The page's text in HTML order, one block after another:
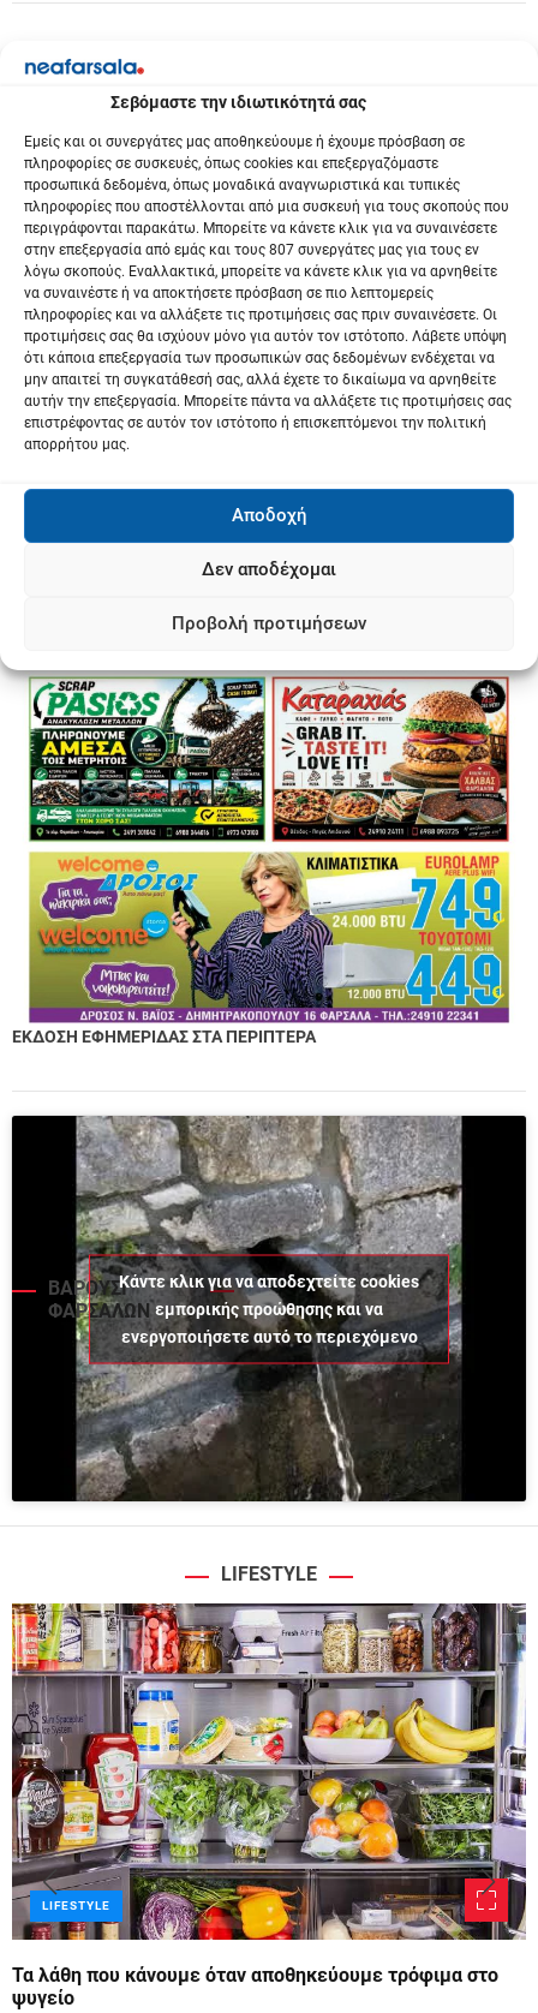
Σεβόμαστε την ιδιωτικότητά σας
Εμείς και οι συνεργάτες μας αποθηκεύουμε ή έχουμε πρόσβαση σε
πληροφορίες σε συσκευές, όπως cookies και επεξεργαζόμαστε
προσωπικά δεδομένα, όπως μοναδικά αναγνωριστικά και τυπικές
πληροφορίες που αποστέλλονται από μια συσκευή για τους σκοπούς που
περιγράφονται παρακάτω. Μπορείτε να κάνετε κλικ για να συναινέσετε
στην επεξεργασία από εμάς και τους 807 συνεργάτες μας για τους εν
λόγω σκοπούς. Εναλλακτικά, μπορείτε να κάνετε κλικ για να αρνηθείτε
να συναινέστε ή να αποκτήσετε πρόσβαση σε πιο λεπτομερείς
πληροφορίες και να αλλάξετε τις προτιμήσεις σας πριν συναινέσετε. Οι
προτιμήσεις σας θα ισχύουν μόνο για αυτόν τον ιστότοπο. Λάβετε υπόψη
ότι κάποια επεξεργασία των προσωπικών σας δεδομένων ενδέχεται να
μην απαιτεί τη συγκατάθεσή σας, αλλά έχετε το δικαίωμα να αρνηθείτε
αυτήν την επεξεργασία. Μπορείτε πάντα να αλλάξετε τις προτιμήσεις σας
επιστρέφοντας σε αυτόν τον ιστότοπο ή επισκεπτόμενοι την πολιτική
απορρήτου μας.
Αποδοχή
Δεν αποδέχομαι
Προβολή προτιμήσεων
ΕΚΔΟΣΗ ΕΦΗΜΕΡΙΔΑΣ ΣΤΑ ΠΕΡΙΠΤΕΡΑ
ΒΑΡΟΥΣΙ
ΦΑΡΣΑΛΩΝ
Κάντε κλικ για να αποδεχτείτε cookies
εμπορικής προώθησης και να
ενεργοποιήσετε αυτό το περιεχόμενο
LIFESTYLE
LIFESTYLE
Τα λάθη που κάνουμε όταν αποθηκεύουμε τρόφιμα στο
ψυγείο